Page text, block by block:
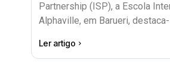
Partnership (ISP), a Escola
Alphaville, em Barueri,
Ler artigo